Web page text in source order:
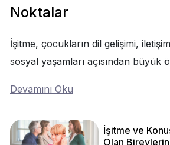
Noktalar
İşitme, çocukların dil gelişimi,
sosyal yaşamları açısından büyük
Devamını Oku
İşitme ve
Olan Bireylerin